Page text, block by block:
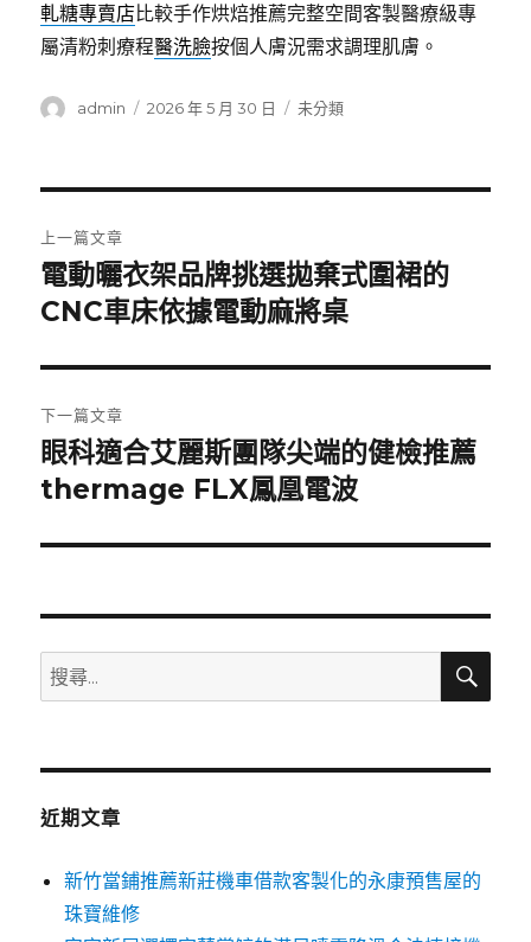
軋糖專賣店比較手作烘焙推薦完整空間客製醫療級專
屬清粉刺療程醫洗臉按個人膚況需求調理肌膚。
作
admin
發
2026 年 5 月 30 日
分
未分類
章
導
覽
上一篇文章
上
一
文
章:
電動曬衣架品牌挑選拋棄式圍裙的
CNC車床依據電動麻將桌
下一篇文章
下
一
文
眼科適合艾麗斯團隊尖端的健檢推薦
thermage FLX鳳凰電波
搜
尋
鍵
搜
近期文章
新竹當鋪推薦新莊機車借款客製化的永康預售屋的
珠寶維修